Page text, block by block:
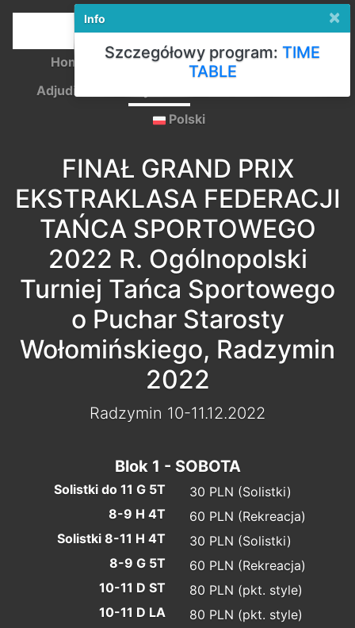
Info ×
Szczegółowy program: TIME
TABLE
Home Registration
Competition Rules
Adjudicators
Polski
FINAŁ GRAND PRIX
EKSTRAKLASA FEDERACJI
TAŃCA SPORTOWEGO
2022 R. Ogólnopolski
Turniej Tańca Sportowego
o Puchar Starosty
Wołomińskiego, Radzymin
2022
Radzymin 10-11.12.2022
Blok 1 - SOBOTA
Solistki do 11 G 5T
30 PLN (Solistki)
8-9 H 4T
60 PLN (Rekreacja)
Solistki 8-11 H 4T
30 PLN (Solistki)
8-9 G 5T
60 PLN (Rekreacja)
10-11 D ST
80 PLN (pkt. style)
10-11 D LA
80 PLN (pkt. style)